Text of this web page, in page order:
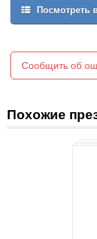
Латинское
греческих слов
превратились в
Посмотреть
Сообщить об
Похожие